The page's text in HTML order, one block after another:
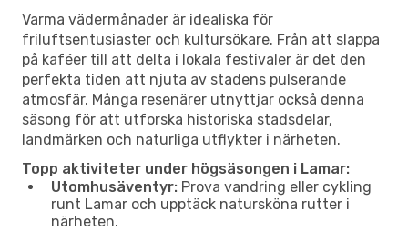
Varma vädermånader är idealiska för
friluftsentusiaster och kultursökare. Från att slappa
på kaféer till att delta i lokala festivaler är det den
perfekta tiden att njuta av stadens pulserande
atmosfär. Många resenärer utnyttjar också denna
säsong för att utforska historiska stadsdelar,
landmärken och naturliga utflykter i närheten.
Topp aktiviteter under högsäsongen i Lamar:
Utomhusäventyr: Prova vandring eller cykling
runt Lamar och upptäck natursköna rutter i
närheten.